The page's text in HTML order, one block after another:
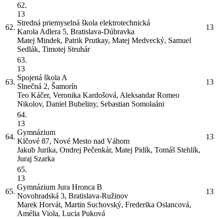
62.
62.
13
Stredná priemyselná škola elektrotechnická
Karola Adlera 5, Bratislava-Dúbravka
Matej Mindek, Patrik Prutkay, Matej Medvecký, Samuel
Sedlák, Timotej Struhár
13
63.
63.
13
Spojená škola A
Slnečná 2, Šamorín
Teo Káčer, Veronika Kardošová, Aleksandar Romeo
Nikolov, Daniel Bubeliny, Sebastian Somolaáni
13
64.
64.
13
Gymnázium
Klčové 87, Nové Mesto nad Váhom
Jakub Jurika, Ondrej Pečenkár, Matej Pidík, Tomáš Stehlík,
Juraj Szarka
13
65.
65.
13
Gymnázium Jura Hronca B
Novohradská 3, Bratislava-Ružinov
Marek Horvát, Martin Suchovský, Frederika Oslancová,
Amélia Viola, Lucia Puková
13